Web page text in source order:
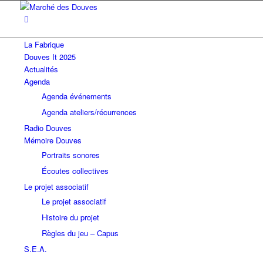
La Fabrique
Douves It 2025
Actualités
Agenda
Agenda événements
Agenda ateliers/récurrences
Radio Douves
Mémoire Douves
Portraits sonores
Écoutes collectives
Le projet associatif
Le projet associatif
Histoire du projet
Règles du jeu – Capus
S.E.A.